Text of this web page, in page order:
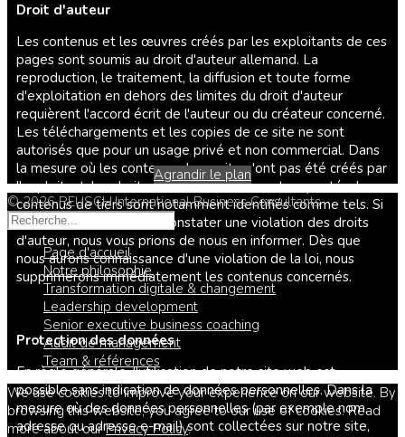
Droit d'auteur
Les contenus et les œuvres créés par les exploitants de ces
pages sont soumis au droit d'auteur allemand. La
reproduction, le traitement, la diffusion et toute forme
d'exploitation en dehors des limites du droit d'auteur
requièrent l'accord écrit de l'auteur ou du créateur concerné.
Les téléchargements et les copies de ce site ne sont
autorisés que pour un usage privé et non commercial. Dans
la mesure où les contenus de ce site n'ont pas été créés par
l'exploitant, les droits d'auteur de tiers sont respectés. Les
contenus de tiers sont notamment identifiés comme tels. Si
vous deviez néanmoins constater une violation des droits
d'auteur, nous vous prions de nous en informer. Dès que
nous aurons connaissance d'une violation de la loi, nous
supprimerons immédiatement les contenus concernés.
Protection des données
En règle générale, l'utilisation de notre site web est
possible sans indication de données personnelles. Dans la
mesure où des données personnelles (par exemple nom,
adresse ou adresse e-mail) sont collectées sur notre site,
Agrandir le plan
© 2026 REUSCH.International Business Consultants
Page d'accueil
Notre philosophie
Transformation digitale & changement
Leadership development
Senior executive business coaching
Audit de management
Team & références
We use cookies to improve your experience on our website. By
browsing this website, you agree to our use of cookies. Read
more about ourPrivacy Policy.